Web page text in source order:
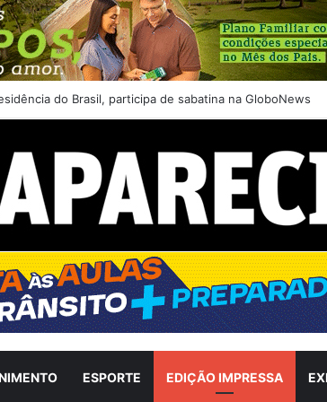
do Brasil, participa de sabatina na GloboNews
ESPORTE EDIÇÃO IMPRESSA